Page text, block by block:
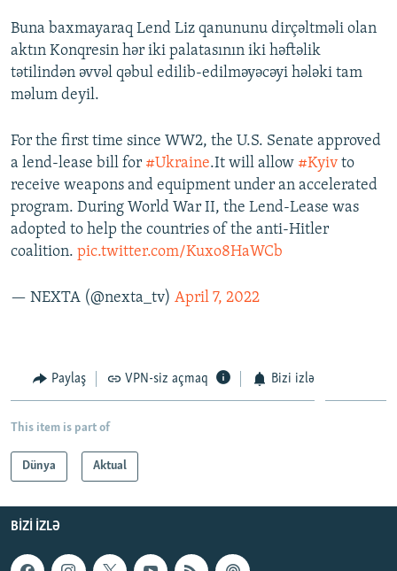
Buna baxmayaraq Lend Liz qanununu dirçəltməli olan
aktın Konqresin hər iki palatasının iki həftəlik
tətilindən əvvəl qəbul edilib-edilməyəcəyi hələki tam
məlum deyil.
For the first time since WW2, the U.S. Senate approved
a lend-lease bill for #Ukraine.It will allow #Kyiv to
receive weapons and equipment under an accelerated
program. During World War II, the Lend-Lease was
adopted to help the countries of the anti-Hitler
coalition. pic.twitter.com/Kuxo8HaWCb
— NEXTA (@nexta_tv) April 7, 2022
Paylaş VPN-siz açmaq Bizi izlə
This item is part of
Dünya Aktual
BIZI IZLƏ